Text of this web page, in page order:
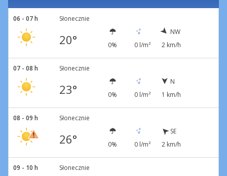
06 - 07 h Słonecznie
20° 0% 0 l/m²
NW
2 km/h
07 - 08 h Słonecznie
23° 0% 0 l/m²
N
1 km/h
08 - 09 h Słonecznie
26° 0% 0 l/m²
SE
2 km/h
09 - 10 h Słonecznie